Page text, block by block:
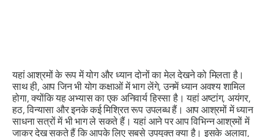
यहां आश्रमों के रूप में योग और ध्यान दोनों का मेल देखने को मिलता है।
साथ ही, आप जिन भी योग कक्षाओं में भाग लेंगे, उनमें ध्यान अवश्य शामिल
होगा, क्योंकि यह अभ्यास का एक अनिवार्य हिस्सा है। यहां अष्टांग, अयंगर,
हठ, विन्यासा और इनके कई मिश्रित रूप उपलब्ध हैं। आप आश्रमों में ध्यान
साधना सत्रों में भी भाग ले सकते हैं। यहां आने पर आप विभिन्न आश्रमों में
जाकर देख सकते हैं कि आपके लिए सबसे उपयुक्त क्या है। इसके अलावा,